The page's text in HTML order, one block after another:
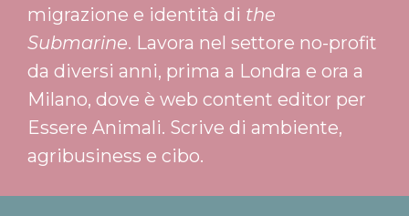
migrazione e identità di the
Submarine. Lavora nel settore no-profit
da diversi anni, prima a Londra e ora a
Milano, dove è web content editor per
Essere Animali. Scrive di ambiente,
agribusiness e cibo.